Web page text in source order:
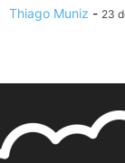
Thiago Muniz - 23